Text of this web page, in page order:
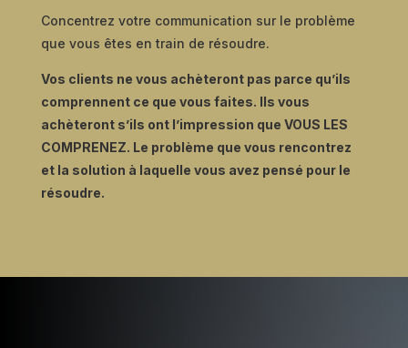
Concentrez votre communication sur le problème
que vous êtes en train de résoudre.
Vos clients ne vous achèteront pas parce qu’ils
comprennent ce que vous faites. Ils vous
achèteront s’ils ont l’impression que VOUS LES
COMPRENEZ. Le problème que vous rencontrez
et la solution à laquelle vous avez pensé pour le
résoudre.